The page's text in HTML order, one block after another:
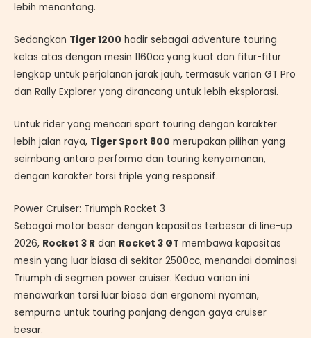
lebih menantang.
Sedangkan Tiger 1200 hadir sebagai adventure touring
kelas atas dengan mesin 1160cc yang kuat dan fitur-fitur
lengkap untuk perjalanan jarak jauh, termasuk varian GT Pro
dan Rally Explorer yang dirancang untuk lebih eksplorasi.
Untuk rider yang mencari sport touring dengan karakter
lebih jalan raya, Tiger Sport 800 merupakan pilihan yang
seimbang antara performa dan touring kenyamanan,
dengan karakter torsi triple yang responsif.
Power Cruiser: Triumph Rocket 3
Sebagai motor besar dengan kapasitas terbesar di line-up
2026, Rocket 3 R dan Rocket 3 GT membawa kapasitas
mesin yang luar biasa di sekitar 2500cc, menandai dominasi
Triumph di segmen power cruiser. Kedua varian ini
menawarkan torsi luar biasa dan ergonomi nyaman,
sempurna untuk touring panjang dengan gaya cruiser
besar.